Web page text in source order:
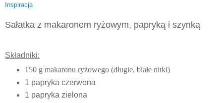
Inspiracja
Sałatka z makaronem ryżowym, papryką i szynką
Składniki:
150 g makaronu ryżowego (długie, białe nitki)
1 papryka czerwona
1 papryka zielona